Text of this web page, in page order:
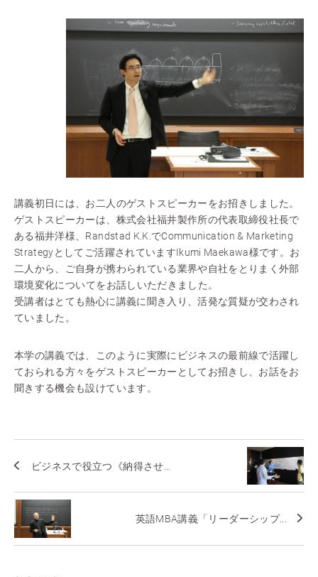
講義初日には、お二人のゲストスピーカーをお招きしました。
ゲストスピーカーは、株式会社福井製作所の代表取締役社長で
ある福井洋様、Randstad K.K.でCommunication & Marketing
Strategyとしてご活躍されていますIkumi Maekawa様です。お
二人から、ご自身が携わられている業界や自社をとりまく外部
環境変化についてをお話しいただきました。
受講者はとても熱心に講義に聞き入り、活発な質疑が交わされ
ていました。
本学の講義では、このように実際にビジネスの最前線で活躍し
ておられる方々をゲストスピーカーとしてお招きし、お話をお
聞きする機会も設けています。
ビジネスで役立つ《納得させ...
英語MBA講義「リーダーシップ...